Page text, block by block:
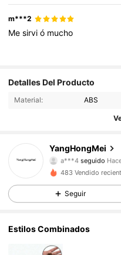
m***2
Mesirvió mucho
Detalles Del Producto
Material: ABS
YangHongMei
4,93
76 Seguidores
a***4seguido
4,93
76 Seguidores
4,93 76 Seguidores
4,93 76 Seguidores
4,93
483 Vendido
Seguir
Estilos Combinados